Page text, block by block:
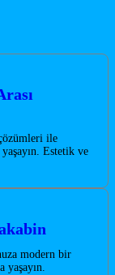
ile
Estetik ve
modern bir